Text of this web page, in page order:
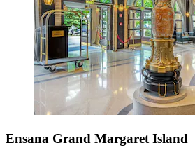
Ensana Grand Margaret Island